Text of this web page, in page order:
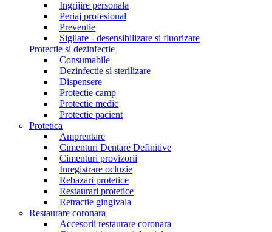
Ingrijire personala
Periaj profesional
Preventie
Sigilare - desensibilizare si fluorizare
Protectie si dezinfectie
Consumabile
Dezinfectie si sterilizare
Dispensere
Protectie camp
Protectie medic
Protectie pacient
Protetica
Amprentare
Cimenturi Dentare Definitive
Cimenturi provizorii
Inregistrare ocluzie
Rebazari protetice
Restaurari protetice
Retractie gingivala
Restaurare coronara
Accesorii restaurare coronara